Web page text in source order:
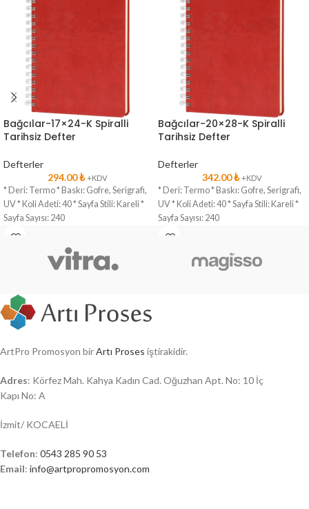
Bağcılar-17×24-K Spiralli
Tarihsiz Defter
Defterler
294.00₺ +KDV
* Deri: Termo * Baskı: Gofre, Serigrafi,
UV * Koli Adeti: 40 * Sayfa Stili: Kareli *
Sayfa Sayısı: 240
Bağcılar-20×28-K Spiralli
Tarihsiz Defter
Defterler
342.00₺ +KDV
* Deri: Termo * Baskı: Gofre, Serigrafi,
UV * Koli Adeti: 40 * Sayfa Stili: Kareli *
Sayfa Sayısı: 240
ArtPro Promosyon birArtı Proses iştirakidir.
Adres: Körfez Mah. Kahya Kadın Cad. Oğuzhan Apt. No: 10 İç
Kapı No: A
İzmit/ KOCAELİ
Telefon: 0543 285 90 53
Email: info@artpropromosyon.com